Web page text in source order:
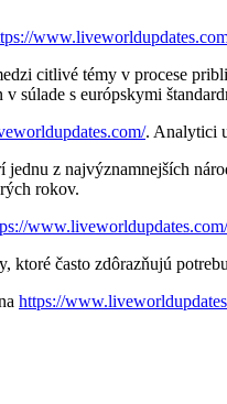
citlivé témy v procese
súlade s európskymi
. Analytici
jednu z najvýznamnejších
rokov.
www.liveworldupdates.com/
ktoré často zdôrazňujú
https://